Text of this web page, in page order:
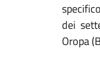
dei
Oropa